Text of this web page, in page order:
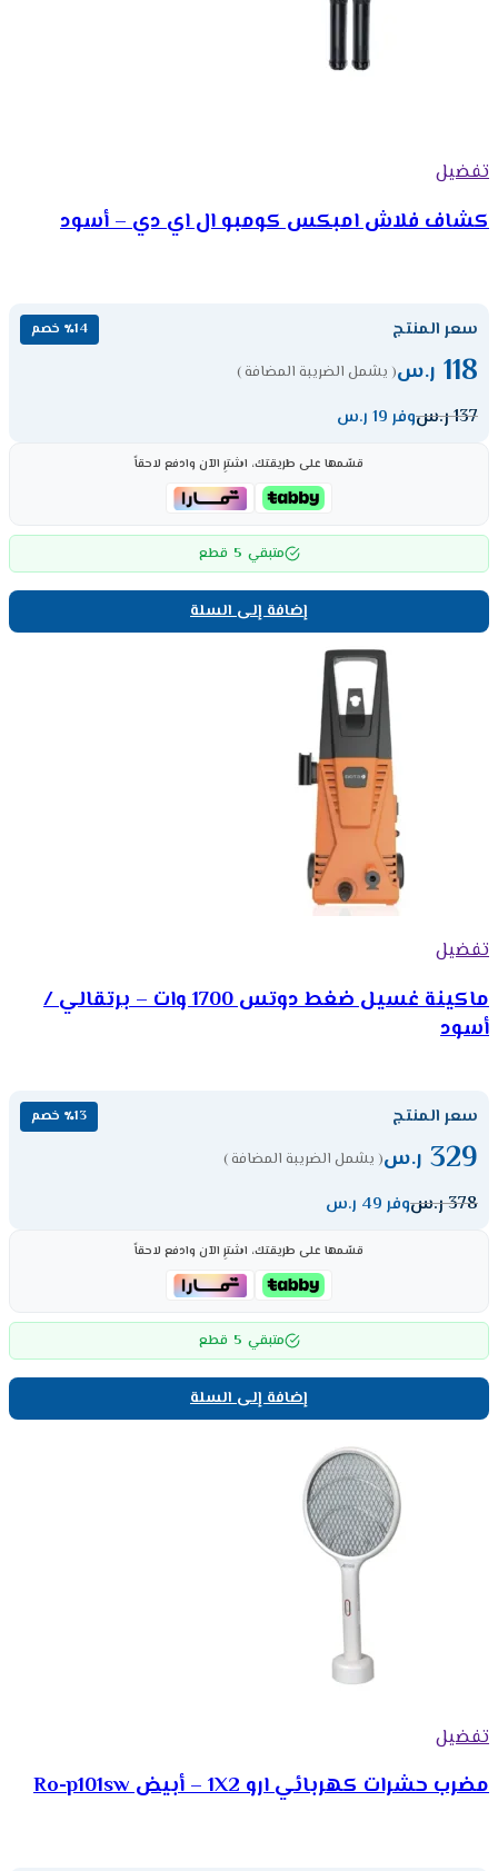
تفضيل
كشاف فلاش امبكس كومبو ال اي دي – أسود
سعر المنتج ٪14 خصم
118 ر.س( يشمل الضريبة المضافة )
137ر.سوفر 19 ر.س
قسّمها على طريقتك، اشترِ الآن وادفع لاحقاً
متبقي 5 قطع
إضافة إلى السلة
تفضيل
ماكينة غسيل ضغط دوتس 1700 وات – برتقالي /
أسود
سعر المنتج ٪13 خصم
329 ر.س( يشمل الضريبة المضافة )
378ر.سوفر 49 ر.س
قسّمها على طريقتك، اشترِ الآن وادفع لاحقاً
متبقي 5 قطع
إضافة إلى السلة
تفضيل
مضرب حشرات كھربائي ارو 1X2 – أبيض Ro-p101sw